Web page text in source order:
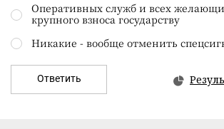
Оперативных служб и всех
крупного взноса государству
Никакие - вообще отменить
Ответить